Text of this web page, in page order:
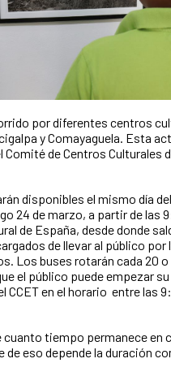
por diferentes centros
y Comayaguela. Esta
Comité de Centros Culturales
disponibles el mismo día del
24 de marzo, a partir de las
de España, desde donde
de llevar al público por
Los buses rotarán cada 20 o
el público puede empezar su
CCET en el horario entre las
cuanto tiempo permanece en
de eso depende la duración